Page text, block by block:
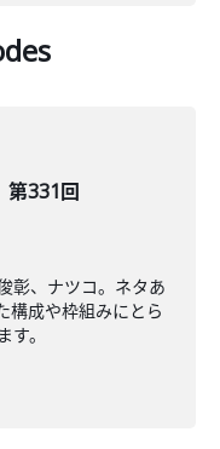
331回
彰、ナツコ。ネタあ
構成や枠組みにとら
。